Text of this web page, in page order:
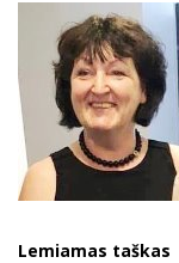
Lemiamas taškas